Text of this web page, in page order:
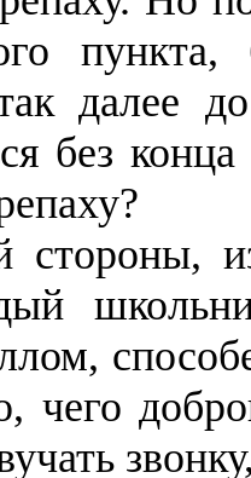
пункта,
далее
без
стороны,
чего